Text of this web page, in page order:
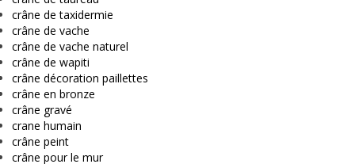
crâne de taxidermie
crâne de vache
crâne de vache naturel
crâne de wapiti
crâne décoration paillettes
crâne en bronze
crâne gravé
crane humain
crâne peint
crâne pour le mur